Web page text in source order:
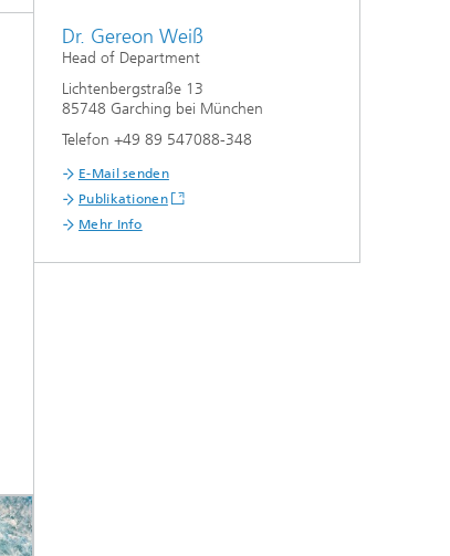
Dr. Gereon Weiß
Head of Department
Lichtenbergstraße 13
85748 Garching bei München
Telefon +49 89 547088-348
E-Mail senden
Publikationen
Mehr Info